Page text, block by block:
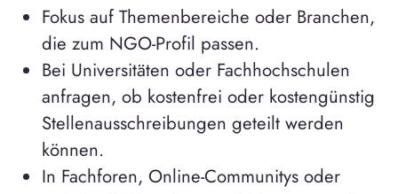
Fokus auf Themenbereiche oder Branchen,
die zum NGO-Profil passen.
Bei Universitäten oder Fachhochschulen
anfragen, ob kostenfrei oder kostengünstig
Stellenausschreibungen geteilt werden
können.
In Fachforen, Online-Communitys oder